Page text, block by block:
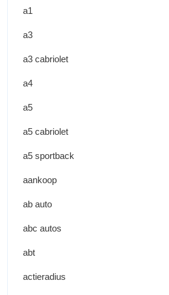
a1
a3
a3 cabriolet
a4
a5
a5 cabriolet
a5 sportback
aankoop
ab auto
abc autos
abt
actieradius